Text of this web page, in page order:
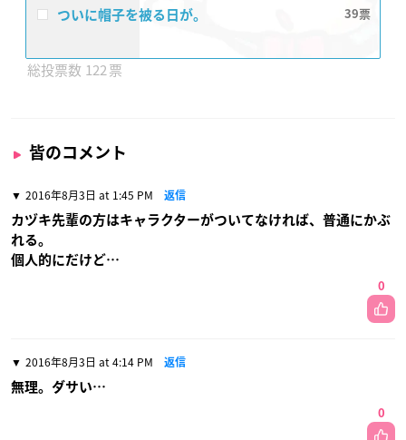
ついに帽子を被る日が。 39
122
皆のコメント
2016年8月3日 at 1:45 PM 返信
カヅキ先輩の方はキャラクターがついてなければ、普通にかぶ
れる。
個人的にだけど…
0
2016年8月3日 at 4:14 PM 返信
無理。ダサい…
0